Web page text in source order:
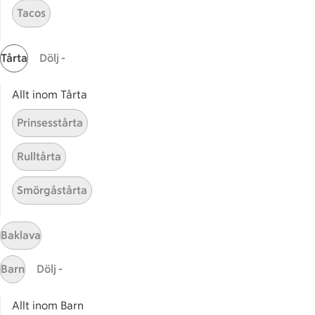
Relaterade kategorier
Yoghurt mousse
Mousse
Sidfot
Start
Få snabbt svar
Tacos
Tårta Dölj -
Allt inom Tårta
Prinsesstårta
Rulltårta
Smörgåstårta
Baklava
Barn Dölj -
Allt inom Barn